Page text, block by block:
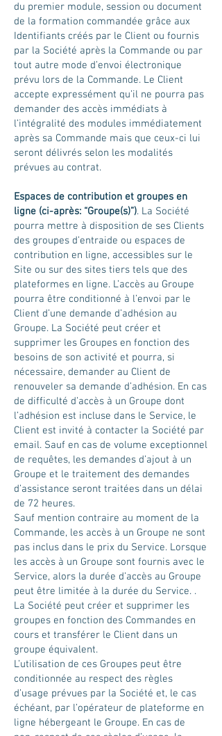
du premier module, session ou document
de la formation commandée grâce aux
Identifiants créés par le Client ou fournis
par la Société après la Commande ou par
tout autre mode d’envoi électronique
prévu lors de la Commande. Le Client
accepte expressément qu’il ne pourra pas
demander des accès immédiats à
l’intégralité des modules immédiatement
après sa Commande mais que ceux-ci lui
seront délivrés selon les modalités
prévues au contrat.
Espaces de contribution et groupes en
ligne (ci-après: “Groupe(s)”). La Société
pourra mettre à disposition de ses Clients
des groupes d’entraide ou espaces de
contribution en ligne, accessibles sur le
Site ou sur des sites tiers tels que des
plateformes en ligne. L’accès au Groupe
pourra être conditionné à l’envoi par le
Client d’une demande d’adhésion au
Groupe. La Société peut créer et
supprimer les Groupes en fonction des
besoins de son activité et pourra, si
nécessaire, demander au Client de
renouveler sa demande d’adhésion. En cas
de difficulté d’accès à un Groupe dont
l’adhésion est incluse dans le Service, le
Client est invité à contacter la Société par
email. Sauf en cas de volume exceptionnel
de requêtes, les demandes d’ajout à un
Groupe et le traitement des demandes
d’assistance seront traitées dans un délai
de 72 heures.
Sauf mention contraire au moment de la
Commande, les accès à un Groupe ne sont
pas inclus dans le prix du Service. Lorsque
les accès à un Groupe sont fournis avec le
Service, alors la durée d’accès au Groupe
peut être limitée à la durée du Service. .
La Société peut créer et supprimer les
groupes en fonction des Commandes en
cours et transférer le Client dans un
groupe équivalent.
L’utilisation de ces Groupes peut être
conditionnée au respect des règles
d’usage prévues par la Société et, le cas
échéant, par l’opérateur de plateforme en
ligne hébergeant le Groupe. En cas de